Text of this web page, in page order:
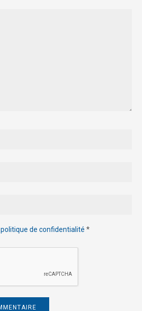
politique de confidentialité *